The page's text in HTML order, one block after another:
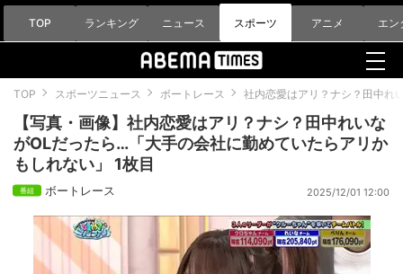
TOP ランキング ニュース スポーツ アニメ エン
TOP スポーツニュース ボートレース 社内恋愛はアリ？ナシ？田中れ
【写真・画像】社内恋愛はアリ？ナシ？田中れいな
がOLだったら…「大手の会社に勤めていたらアリか
もしれない」 1枚目
ボートレース 2025/12/01 12:00